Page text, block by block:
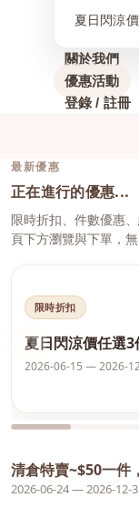
夏日閃涼
關於我們
優惠活動
登錄 / 註冊
最新優惠
正在進行的優惠...
限時折扣、件數優惠
頁下方瀏覽與下單，
‹
限時折扣
夏日閃涼價任選3
2026-06-15 — 2026-
清倉特賣~$50一件
2026-06-24 — 2026-12-